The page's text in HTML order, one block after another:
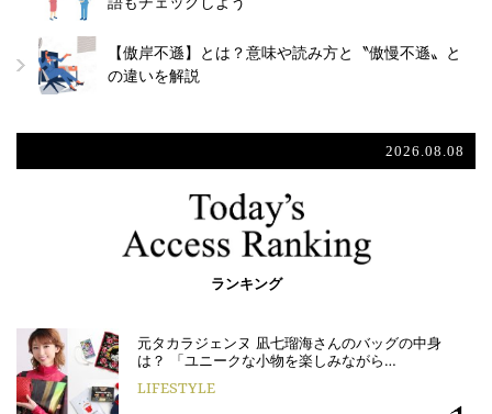
【傲岸不遜】とは？意味や読み方と〝傲慢不遜〟と
の違いを解説
2026.08.08
ランキング
元タカラジェンヌ 凪七瑠海さんのバッグの中身
は？ 「ユニークな小物を楽しみながら…
LIFESTYLE